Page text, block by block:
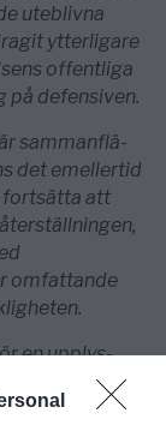
uteblivna
ytterligare
offent­liga
på defensiven.
samman­flä­
det emellertid
fortsätta att
omfattande
en upplys­
Economic
massornas